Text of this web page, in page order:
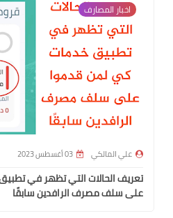
اخبار المصارف
علي المالكي 03 أغسطس 2023
تعريف الحالات التي تظهر في
على سلف مصرف الرافدين سابقًا